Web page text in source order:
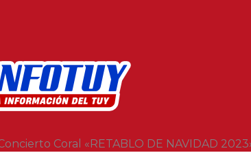
Coral «RETABLO DE NAVIDAD